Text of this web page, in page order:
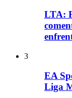
LTA:
3
EA
Liga